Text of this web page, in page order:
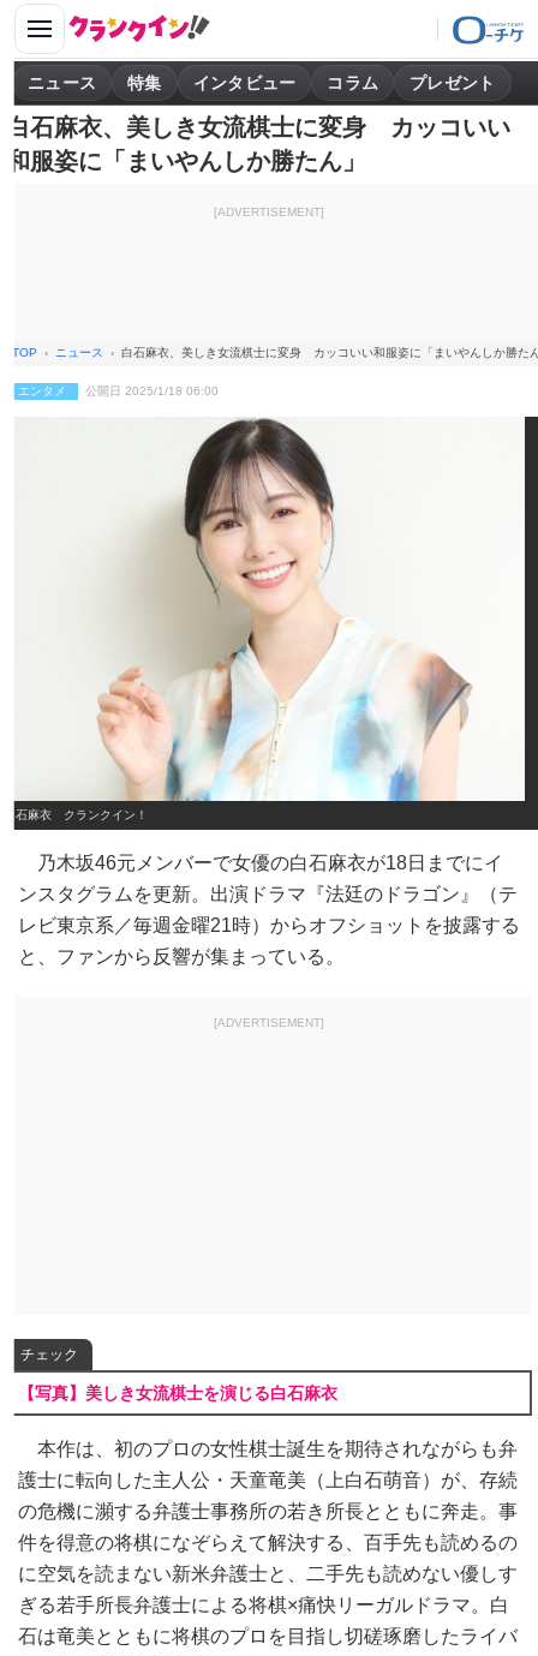
ニュース 特集 インタビュー コラム プレゼント
白石麻衣、美しき女流棋士に変身 カッコいい
和服姿に「まいやんしか勝たん」
[ADVERTISEMENT]
TOP ニュース 白石麻衣、美しき女流棋士に変身 カッコいい和服姿に「まいやんしか勝た
エンタメ 公開日 2025/1/18 06:00
白石麻衣 クランクイン！
乃木坂46元メンバーで女優の白石麻衣が18日までにイ
ンスタグラムを更新。出演ドラマ『法廷のドラゴン』（テ
レビ東京系／毎週金曜21時）からオフショットを披露する
と、ファンから反響が集まっている。
[ADVERTISEMENT]
チェック
【写真】美しき女流棋士を演じる白石麻衣
本作は、初のプロの女性棋士誕生を期待されながらも弁
護士に転向した主人公・天童竜美（上白石萌音）が、存続
の危機に瀕する弁護士事務所の若き所長とともに奔走。事
件を得意の将棋になぞらえて解決する、百手先も読めるの
に空気を読まない新米弁護士と、二手先も読めない優しす
ぎる若手所長弁護士による将棋×痛快リーガルドラマ。白
石は竜美とともに将棋のプロを目指し切磋琢磨したライバ